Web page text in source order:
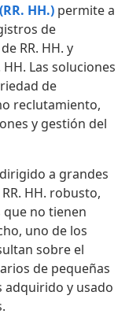
HH.) permite a
de
RR. HH. y
Las soluciones
de
reclutamiento,
y gestión del
a grandes
HH. robusto,
no tienen
uno de los
sobre el
de pequeñas
adquirido y usado